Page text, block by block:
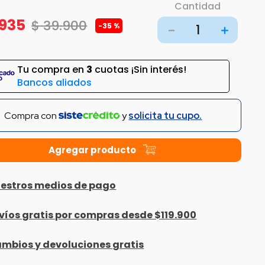
$39.900 -35 %
Cantidad
＋
－
Tu compra en 3 cuotas ¡Sin interés!
Bancos aliados
Compra con ysolicita tu cupo.
medios de pago
gratis por compras desde $119.900
y devoluciones gratis